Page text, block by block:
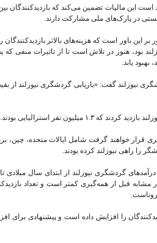
این مالیات تضمین می‌کند که بازدیدکنندگان
در پارک‌های ملی مشارکت دارند.
باور است که هزینه‌های بالاتر بازدیدکنندگان
بود، هنوز در تلاش است تا از تاثیرات منفی
نیوزلند گفت: «بازیابی گردشگری نیوزلند از
قرار خواهند گرفت شامل ایالات متحده، چین،
راهی نیوزلند کرده بودند.
را افزایش داده است و پیشنهادی برای